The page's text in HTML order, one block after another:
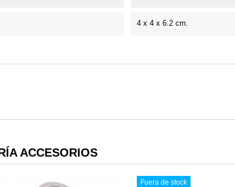
4 x 4 x 6.2 cm.
ACCESORIOS
Fuera de stock